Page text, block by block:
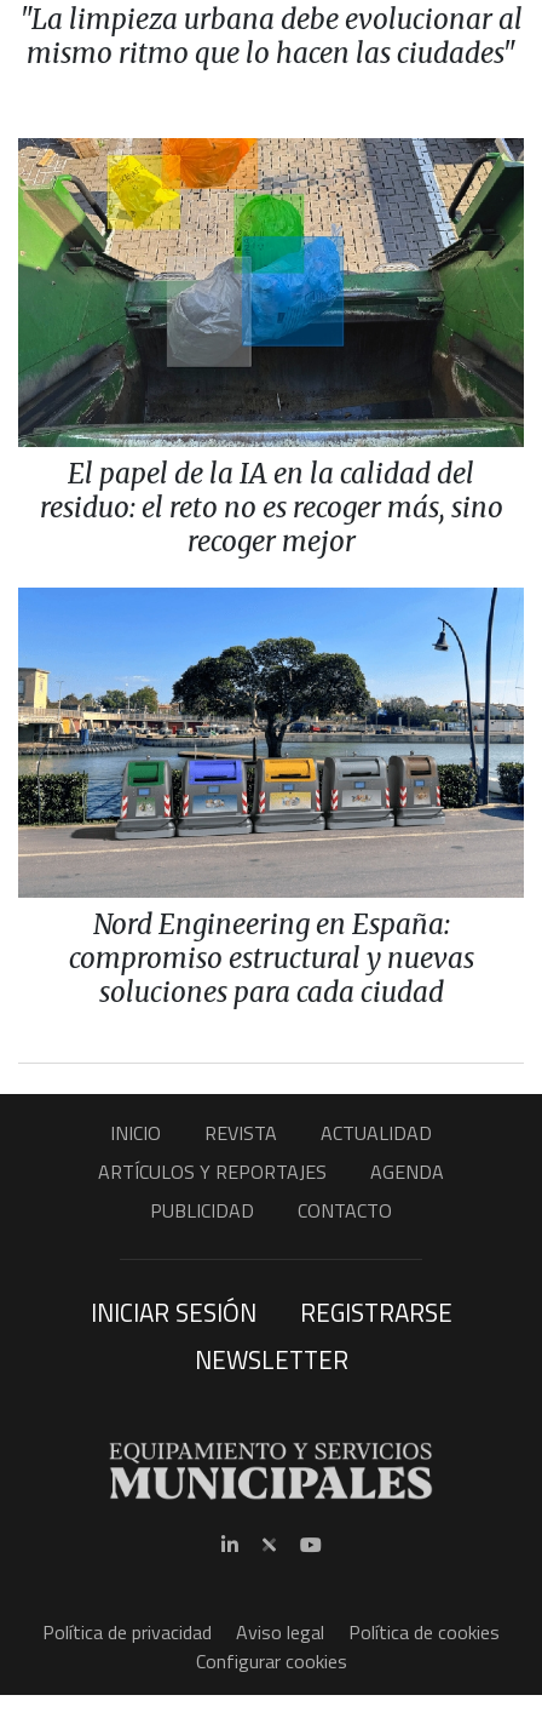
"La limpieza urbana debe evolucionar al
mismo ritmo que lo hacen las ciudades"
El papel de la IA en la calidad del
residuo: el reto no es recoger más, sino
recoger mejor
Nord Engineering en España:
compromiso estructural y nuevas
soluciones para cada ciudad
INICIO REVISTA
ACTUALIDAD
ARTÍCULOS Y REPORTAJES
AGENDA
PUBLICIDAD
CONTACTO
INICIAR SESIÓN
REGISTRARSE
NEWSLETTER
Política de privacidad Aviso legal
Política de cookies
Configurar cookies